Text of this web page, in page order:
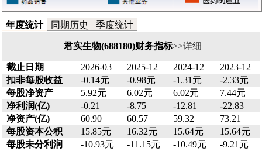
年度统计 同期历史 季度统计
君实生物(688180)财务指标>>详细
截止日期 2026-03 2025-12 2024-12
2023-12
扣非每股收益
-0.14元 -0.98元 -1.31元
-2.33元
每股净资产
5.92元 6.02元 6.02元
7.44元
净利润(亿)
-0.21 -8.75 -12.81
-22.83
净资产(亿)
60.90 60.57 59.32
73.21
每股资本公积
15.85元 16.32元 15.64元
15.64元
每股未分利润
-10.93元 -11.15元 -10.49元
-9.21元